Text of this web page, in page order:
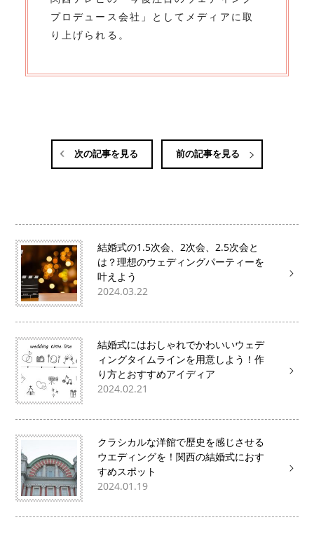
プロデュース会社」としてメディアに取
り上げられる。
次の記事を見る 前の記事を見る
結婚式の1.5次会、2次会、2.5次会と
は？理想のウェディングパーティーを
叶えよう
2024.03.22
結婚式にはおしゃれでかわいいウェデ
ィングタイムラインを用意しよう！作
り方とおすすめアイディア
2024.02.21
クラシカルな洋館で歴史を感じさせる
ウエディングを！関西の結婚式におす
すめスポット
2024.01.19